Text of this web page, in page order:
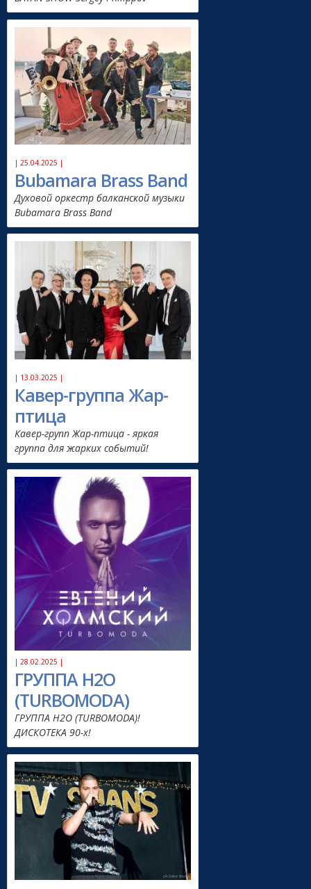
| 25.04.2025 |
Bubamara Brass Band
Духовой оркестр балканской музыки
Bubamara Brass Band
| 13.03.2025 |
Кавер-группа Жар-
птица
Кавер-групп Жар-птица - яркая
группа для жарких событий!
| 28.02.2025 |
ГРУППА H2O
(TURBOMODA)
ГРУППА H2O (TURBOMODA)!
ДИСКОТЕКА 90-х!